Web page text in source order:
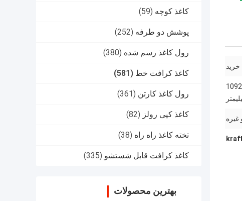
کاغذ کوچه (59)
پوشش دو طرفه (252)
رول کاغذ رسم شده (380)
کاغذ کرافت خط (581)
رول کاغذ کارتن (361)
کاغذ کپی رولز (82)
تخته کاغذ راه راه (38)
کاغذ کرافت قابل شستشو (335)
بهترین محصولات
خرید
787 میلی متر، 889 میلیمتر، 1092